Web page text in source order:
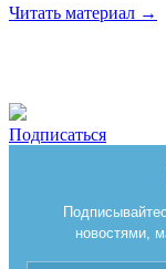
Читать материал →
Подписаться
новостями,